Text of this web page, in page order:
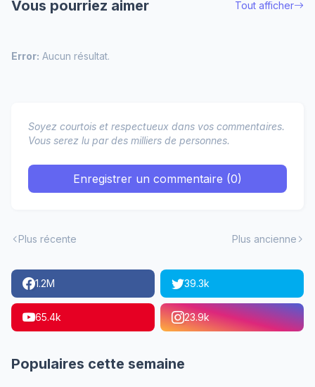
Vous pourriez aimer Tout afficher
Error: Aucun résultat.
Soyez courtois et respectueux dans vos commentaires.
Vous serez lu par des milliers de personnes.
Enregistrer un commentaire (0)
Plus récente Plus ancienne
1.2M 39.3k
65.4k 23.9k
Populaires cette semaine